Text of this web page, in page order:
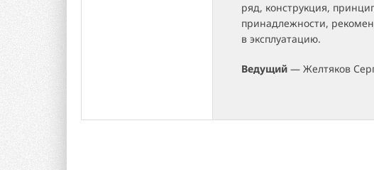
ряд, конструкция,
принадлежности,
в эксплуатацию.
Ведущий — Желтяков